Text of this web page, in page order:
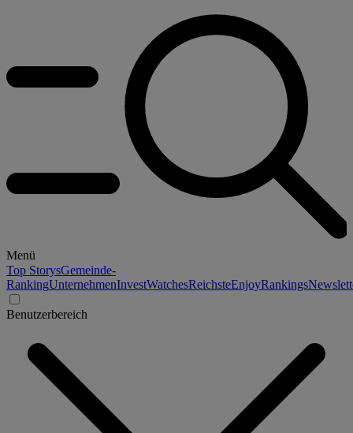
Menü
Top StorysGemeinde-
RankingUnternehmenInvestWatchesReichsteEnjoyRankings
Benutzerbereich